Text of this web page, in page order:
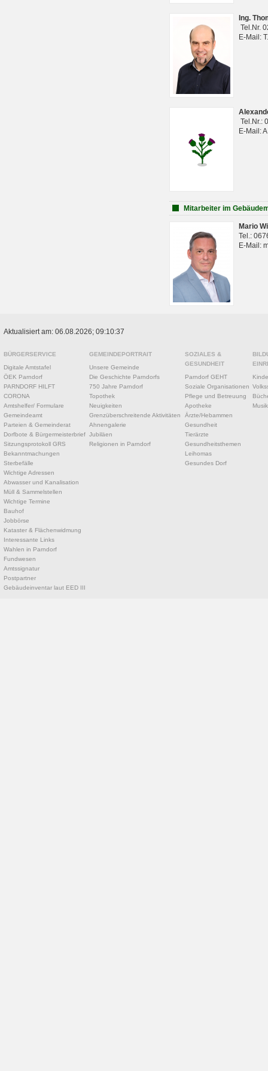
Ing.
Tel.Nr.
E-Mail:
Tel.Nr.:
E-Mail:
Mitarbeiter im
Mario
Tel.:
E-Mail:
Aktualisiert am: 06.08.2026; 09:10:37
BÜRGERSERVICE
Digitale Amtstafel
ÖEK Parndorf
PARNDORF HILFT
CORONA
Amtshelfer/ Formulare
Gemeindeamt
Parteien & Gemeinderat
Dorfbote & Bürgermeisterbrief
Sitzungsprotokoll GRS
Bekanntmachungen
Sterbefälle
Wichtige Adressen
Abwasser und Kanalisation
Müll & Sammelstellen
Wichtige Termine
Bauhof
Jobbörse
Kataster & Flächenwidmung
Interessante Links
Wahlen in Parndorf
Fundwesen
Amtssignatur
Postpartner
Gebäudeinventar laut EED III
GEMEINDEPORTRAIT
Unsere Gemeinde
Die Geschichte Parndorfs
750 Jahre Parndorf
Topothek
Neuigkeiten
Grenzüberschreitende Aktivitäten
Ahnengalerie
Jubiläen
Religionen in Parndorf
SOZIALES &
GESUNDHEIT
Parndorf GEHT
Soziale Organisationen
Pflege und Betreuung
Apotheke
Ärzte/Hebammen
Gesundheit
Tierärzte
Gesundheitsthemen
Leihomas
Gesundes Dorf